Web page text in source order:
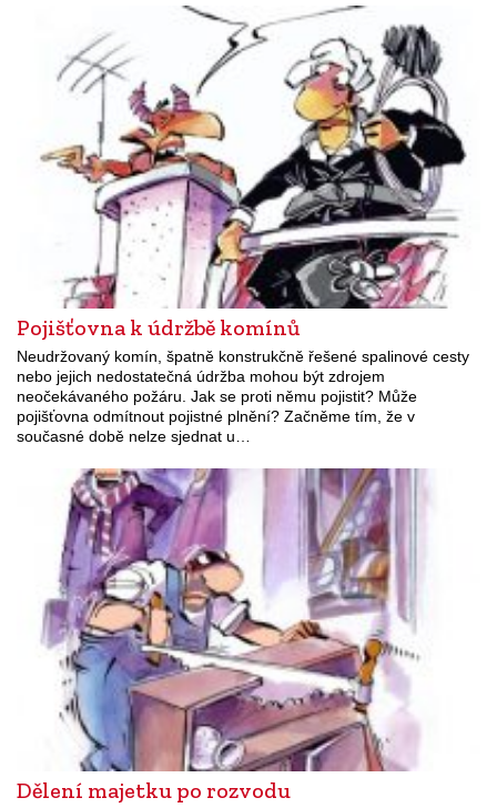
Pojišťovna k údržbě komínů
Neudržovaný komín, špatně konstrukčně řešené spalinové cesty
nebo jejich nedostatečná údržba mohou být zdrojem
neočekávaného požáru. Jak se proti němu pojistit? Může
pojišťovna odmítnout pojistné plnění? Začněme tím, že v
současné době nelze sjednat u…
Dělení majetku po rozvodu